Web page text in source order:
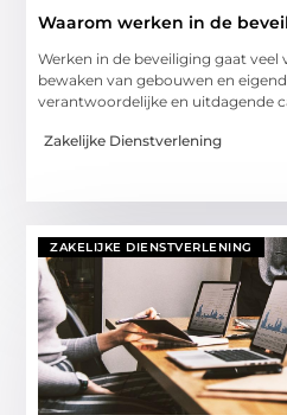
Waarom werken in de
Werken in de beveiliging gaat veel
bewaken van gebouwen en
verantwoordelijke en uitdagende
Zakelijke Dienstverlening
ZAKELIJKE DIENSTVERLENING